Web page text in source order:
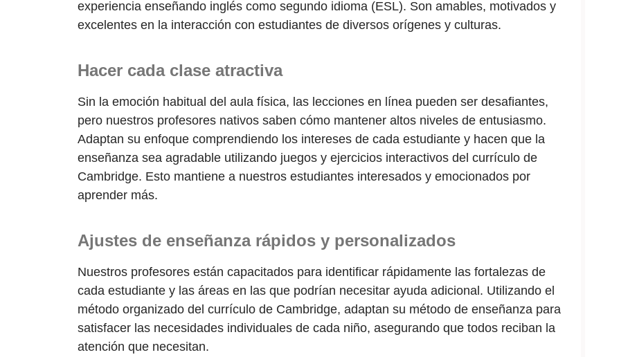
experiencia enseñando inglés como segundo idioma (ESL). Son amables, motivados y
excelentes en la interacción con estudiantes de diversos orígenes y culturas.
Hacer cada clase atractiva
Sin la emoción habitual del aula física, las lecciones en línea pueden ser desafiantes,
pero nuestros profesores nativos saben cómo mantener altos niveles de entusiasmo.
Adaptan su enfoque comprendiendo los intereses de cada estudiante y hacen que la
enseñanza sea agradable utilizando juegos y ejercicios interactivos del currículo de
Cambridge. Esto mantiene a nuestros estudiantes interesados y emocionados por
aprender más.
Ajustes de enseñanza rápidos y personalizados
Nuestros profesores están capacitados para identificar rápidamente las fortalezas de
cada estudiante y las áreas en las que podrían necesitar ayuda adicional. Utilizando el
método organizado del currículo de Cambridge, adaptan su método de enseñanza para
satisfacer las necesidades individuales de cada niño, asegurando que todos reciban la
atención que necesitan.